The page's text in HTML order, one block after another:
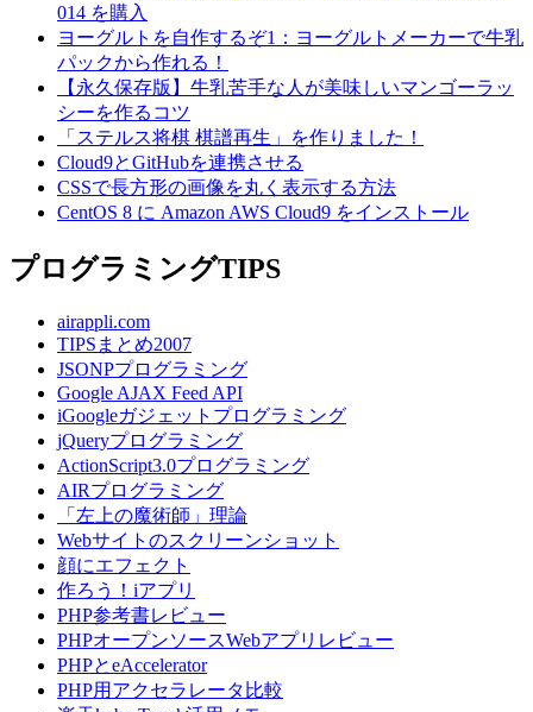
014 を購入
ヨーグルトを自作するぞ1：ヨーグルトメーカーで牛乳
パックから作れる！
【永久保存版】牛乳苦手な人が美味しいマンゴーラッ
シーを作るコツ
「ステルス将棋 棋譜再生」を作りました！
Cloud9とGitHubを連携させる
CSSで長方形の画像を丸く表示する方法
CentOS 8 に Amazon AWS Cloud9 をインストール
プログラミングTIPS
airappli.com
TIPSまとめ2007
JSONPプログラミング
Google AJAX Feed API
iGoogleガジェットプログラミング
jQueryプログラミング
ActionScript3.0プログラミング
AIRプログラミング
「左上の魔術師」理論
Webサイトのスクリーンショット
顔にエフェクト
作ろう！iアプリ
PHP参考書レビュー
PHPオープンソースWebアプリレビュー
PHPとeAccelerator
PHP用アクセラレータ比較